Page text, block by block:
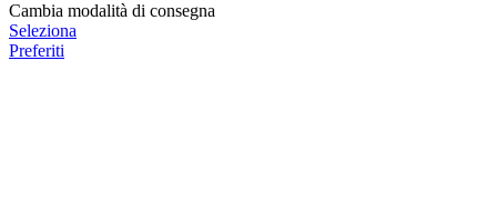
Cambia modalità di consegna
Seleziona
Preferiti